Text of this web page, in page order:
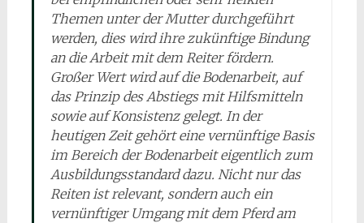
Themen unter der Mutter durchgeführt
werden, dies wird ihre zukünftige Bindung
an die Arbeit mit dem Reiter fördern.
Großer Wert wird auf die Bodenarbeit, auf
das Prinzip des Abstiegs mit Hilfsmitteln
sowie auf Konsistenz gelegt. In der
heutigen Zeit gehört eine vernünftige Basis
im Bereich der Bodenarbeit eigentlich zum
Ausbildungsstandard dazu. Nicht nur das
Reiten ist relevant, sondern auch ein
vernünftiger Umgang mit dem Pferd am